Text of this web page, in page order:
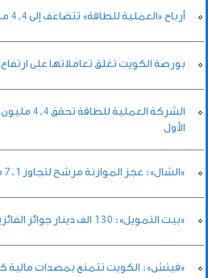
أرباح «العملية للطاقة» تتضاعف إلى 4.4 ملايين دينار في النصف الأول
بورصة الكويت تغلق تعاملاتها على ارتفاع
الشركة
الأول
«الشال»: عجز الموازنة مرشح لتجاوز 7.1 مليار دينار
«بيت التمويل»: 130 الف دينار جوائز الفائزين بسحبى «الحصاد» و«الرابح»
«فيتش»: الكويت تتمتع بمصدات مالية